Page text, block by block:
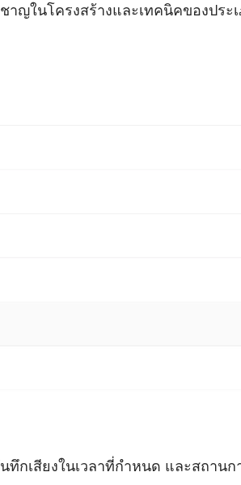
ญในโครงสร้างและเทคนิคของประ
ทึกเสียงในเวลาที่กำหนด และสถาน